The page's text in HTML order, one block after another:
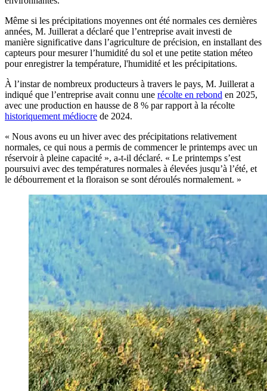
Même si les précipitations moyennes ont été normales ces dernières
années, M. Juillerat a déclaré que l’entreprise avait investi de
manière significative dans l’agri­cul­ture de pré­ci­sion, en installant des
capteurs pour mesurer l’humidité du sol et une petite station méteo
pour enregistrer la température, l'humidité et les précipitations.
À l’instar de nombreux producteurs à travers le pays, M. Juillerat a
indiqué que l’entreprise avait connu une récolte en rebond en 2025,
avec une production en hausse de 8 % par rapport à la récolte
historiquement médiocre de 2024.
« Nous avons eu un hiver avec des précipitations relativement
normales, ce qui nous a permis de commencer le printemps avec un
réservoir à pleine capacité », a-t-il déclaré. « Le printemps s’est
poursuivi avec des températures normales à élevées jusqu’à l’été, et
le débourrement et la floraison se sont déroulés normalement. »